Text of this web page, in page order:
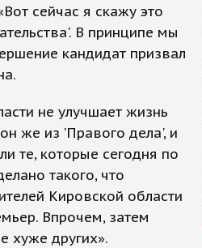
сейчас я скажу это
В принципе мы
кандидат призвал
не улучшает жизнь
же из 'Правого дела', и
те, которые сегодня по
такого, что
Кировской области
Впрочем, затем
хуже других».